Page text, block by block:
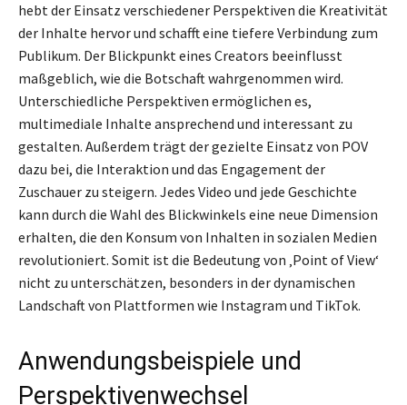
hebt der Einsatz verschiedener Perspektiven die Kreativität
der Inhalte hervor und schafft eine tiefere Verbindung zum
Publikum. Der Blickpunkt eines Creators beeinflusst
maßgeblich, wie die Botschaft wahrgenommen wird.
Unterschiedliche Perspektiven ermöglichen es,
multimediale Inhalte ansprechend und interessant zu
gestalten. Außerdem trägt der gezielte Einsatz von POV
dazu bei, die Interaktion und das Engagement der
Zuschauer zu steigern. Jedes Video und jede Geschichte
kann durch die Wahl des Blickwinkels eine neue Dimension
erhalten, die den Konsum von Inhalten in sozialen Medien
revolutioniert. Somit ist die Bedeutung von ‚Point of View‘
nicht zu unterschätzen, besonders in der dynamischen
Landschaft von Plattformen wie Instagram und TikTok.
Anwendungsbeispiele und
Perspektivenwechsel